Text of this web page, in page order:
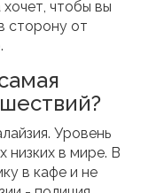
чтобы вы
сторону от
Уровень
низких в мире. В
в кафе и не